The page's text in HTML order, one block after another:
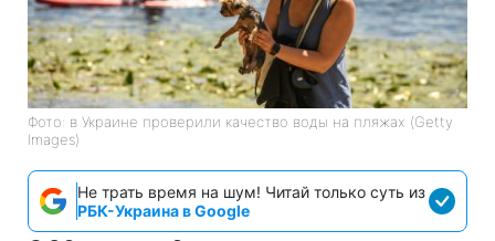
Фото: в Украине проверили качество воды на пляжах (Getty
Images)
Не трать время на шум! Читай только суть из
РБК-Украина в Google